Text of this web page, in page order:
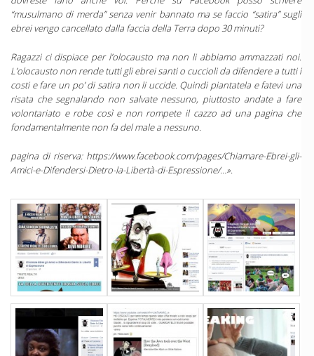
“musulmano di merda” senza venir bannato ma se faccio “satira” sugli
ebrei vengo cancellato dalla faccia della Terra dopo 30 minuti?
Ragazzi ci dispiace per l’olocausto ma non li abbiamo ammazzati noi.
L’olocausto non rende tutti gli ebrei santi o cuccioli da difendere a tutti i
costi e fare un po’ di satira non li uccide. Quindi piantatela e fatevi una
risata che segnalando non salvate nessuno, piuttosto andate a fare
volontariato e robe così e non rompete il cazzo ad una pagina che
fondamentalmente non fa del male a nessuno.
pagina di riserva: https://www.facebook.com/pages/Chiamare-Ebrei-gli-
Amici-e-Difendersi-Dietro-la-Libertà-di-Espressione/…».